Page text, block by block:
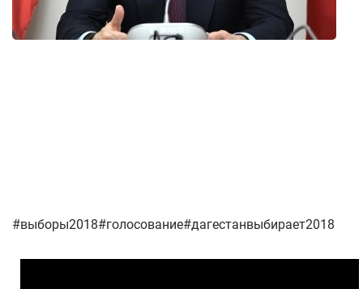
#выборы2018#голосование#дагестанвыбирает2018